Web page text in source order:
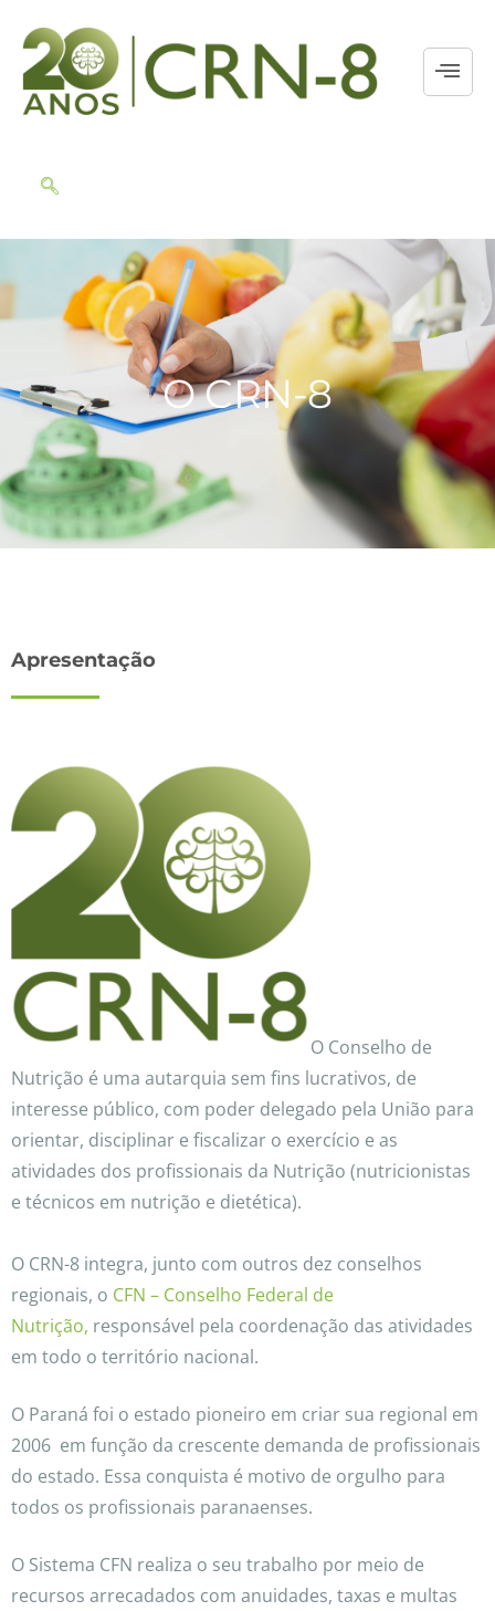
O CRN-8
Apresentação
O Conselho de
Nutrição é uma autarquia sem fins lucrativos, de
interesse público, com poder delegado pela União para
orientar, disciplinar e fiscalizar o exercício e as
atividades dos profissionais da Nutrição (nutricionistas
e técnicos em nutrição e dietética).
O CRN-8 integra, junto com outros dez conselhos
regionais, o CFN – Conselho Federal de
Nutrição, responsável pela coordenação das atividades
em todo o território nacional.
O Paraná foi o estado pioneiro em criar sua regional em
2006 em função da crescente demanda de profissionais
do estado. Essa conquista é motivo de orgulho para
todos os profissionais paranaenses.
O Sistema CFN realiza o seu trabalho por meio de
recursos arrecadados com anuidades, taxas e multas